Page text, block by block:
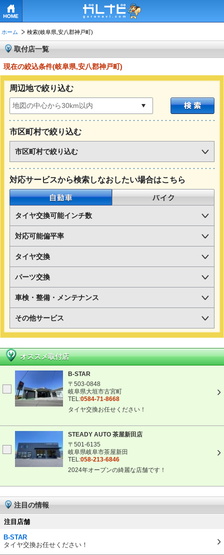
ホーム 検索(岐阜県,安八郡神戸町)
取付店一覧
現在の絞込条件(岐阜県,安八郡神戸町)
周辺地で絞り込む
市区町村で絞り込む
市区町村で絞り込む
対応サービスから検索しなおしたい場合はこちら
自動車
タイヤ交換可能インチ数
対応可能偏平率
タイヤ交換
パーツ交換
車検・整備・メンテナンス
その他サービス
オススメ取付店
B-STAR
〒503-0848
岐阜県大垣市古宮町
TEL:0584-71-8668
タイヤ交換お任せください！
STEADY AUTO 茶屋新田店
〒501-6135
岐阜県岐阜市茶屋新田
TEL:058-213-6846
2024年オープンの綺麗な店舗です！
注目の情報
注目店舗
B-STAR
タイヤ交換お任せください！